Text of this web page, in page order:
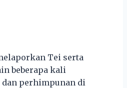
Tei serta
beberapa kali
perhimpunan di